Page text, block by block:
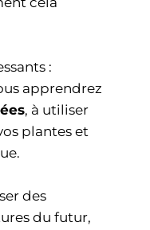
:
apprendrez
, à utiliser
plantes et
des
du futur,